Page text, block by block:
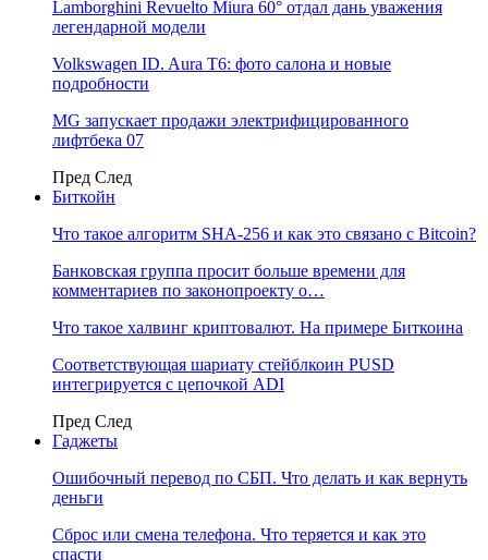
Lamborghini Revuelto Miura 60° отдал дань уважения
легендарной модели
Volkswagen ID. Aura T6: фото салона и новые
подробности
MG запускает продажи электрифицированного
лифтбека 07
Пред След
Биткойн
Что такое алгоритм SHA-256 и как это связано с Bitcoin?
Банковская группа просит больше времени для
комментариев по законопроекту о…
Что такое халвинг криптовалют. На примере Биткоина
Соответствующая шариату стейблкоин PUSD
интегрируется с цепочкой ADI
Пред След
Гаджеты
Ошибочный перевод по СБП. Что делать и как вернуть
деньги
Сброс или смена телефона. Что теряется и как это
спасти